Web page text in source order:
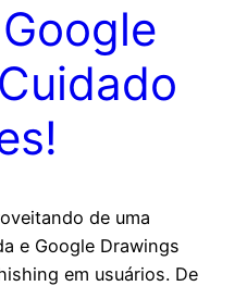
de uma
e Google Drawings
em usuários. De